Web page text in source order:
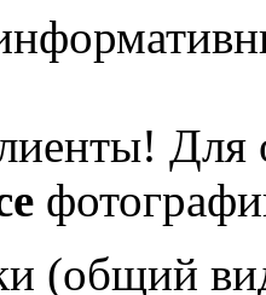
Для
(общий